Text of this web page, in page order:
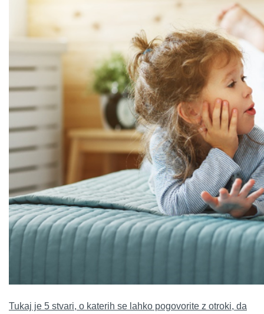
Tukaj je 5 stvari, o katerih se lahko pogovorite z otroki, da